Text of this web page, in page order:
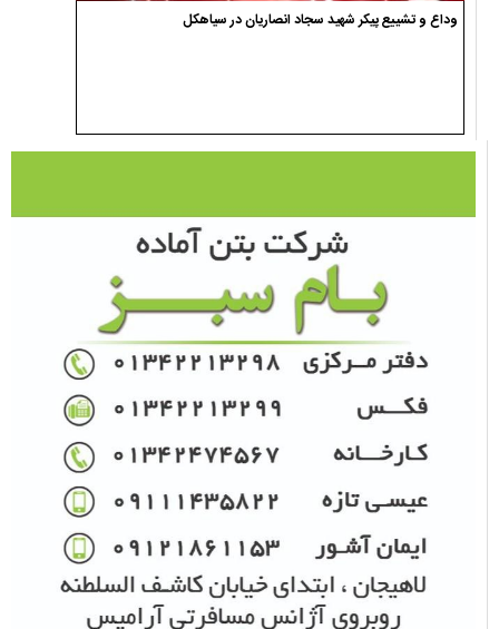
وداع و تشییع پیکر شهید سجاد انصاریان در سیاهکل